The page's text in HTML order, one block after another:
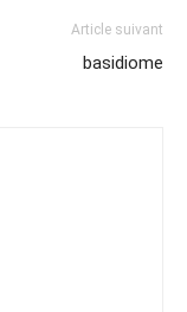
Article suivant
basidiome